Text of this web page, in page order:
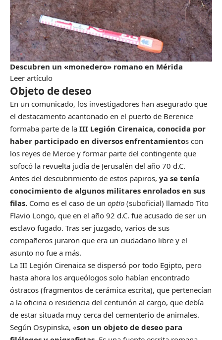
Descubren un «monedero» romano en Mérida
Leer artículo
Objeto de deseo
En un comunicado, los investigadores han asegurado que
el destacamento acantonado en el puerto de Berenice
formaba parte de la III Legión Cirenaica, conocida por
haber participado en diversos enfrentamientos con
los reyes de Meroe y formar parte del contingente que
sofocó la revuelta judía de Jerusalén del año 70 d.C.
Antes del descubrimiento de estos papiros, ya se tenía
conocimiento de algunos militares enrolados en sus
filas. Como es el caso de un optio (suboficial) llamado Tito
Flavio Longo, que en el año 92 d.C. fue acusado de ser un
esclavo fugado. Tras ser juzgado, varios de sus
compañeros juraron que era un ciudadano libre y el
asunto no fue a más.
La III Legión Cirenaica se dispersó por todo Egipto, pero
hasta ahora los arqueólogos solo habían encontrado
óstracos (fragmentos de cerámica escrita), que pertenecían
a la oficina o residencia del centurión al cargo, que debía
de estar situada muy cerca del cementerio de animales.
Según Osypinska, «son un objeto de deseo para